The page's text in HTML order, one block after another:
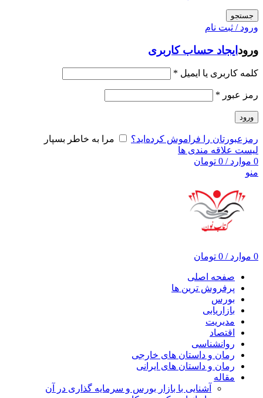
جستجو
ورود / ثبت نام
ورود ایجاد حساب کاربری
کلمه کاربری یا ایمیل *
رمز عبور *
ورود
رمزعبورتان را فراموش کرده‌اید؟
مرا به خاطر بسپار
لیست علاقه مندی ها
0 موارد /
0 تومان
منو
0 موارد /
0 تومان
صفحه اصلی
پرفروش ترین ها
بورس
بازاریابی
مدیریت
اقتصاد
روانشناسی
رمان و داستان های خارجی
رمان و داستان های ایرانی
مقاله
آشنایی با بازار بورس و سرمایه گذاری در آن